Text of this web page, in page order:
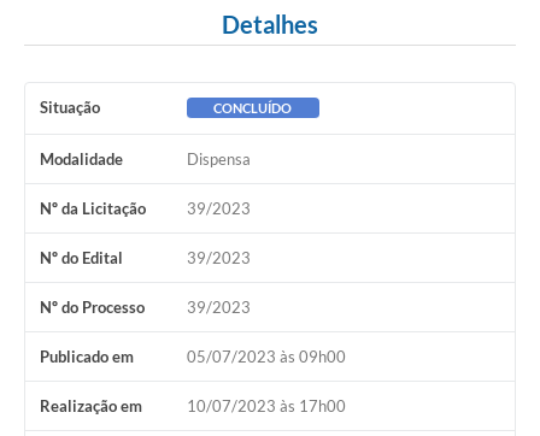
Detalhes
Situação CONCLUÍDO
Modalidade Dispensa
Nº da Licitação 39/2023
Nº do Edital 39/2023
Nº do Processo 39/2023
Publicado em 05/07/2023 às 09h00
Realização em 10/07/2023 às 17h00